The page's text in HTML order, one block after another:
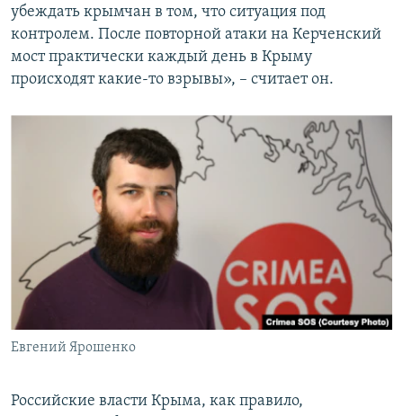
убеждать крымчан в том, что ситуация под
контролем. После повторной атаки на Керченский
мост практически каждый день в Крыму
происходят какие-то взрывы», – считает он.
Евгений Ярошенко
Российские власти Крыма, как правило,